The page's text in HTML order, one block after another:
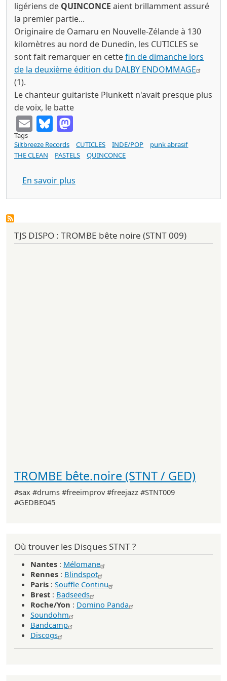
ligériens de QUINCONCE aient brillamment assuré
la premier partie...
Originaire de Oamaru en Nouvelle-Zélande à 130
kilomètres au nord de Dunedin, les CUTICLES se
sont fait remarquer en cettefin de dimanche lors
de la deuxième édition du DALBY ENDOMMAGE
(1).
Le chanteur guitariste Plunkett n'avait presque plus
de voix, le batte
EmailBluesky
Tags
Siltbreeze Records
CUTICLES INDE/POP
punk abrasif
THE CLEAN
PASTELS QUINCONCE
En savoir plus
TJS DISPO : TROMBE bête noire (STNT 009)
TROMBE bête.noire (STNT / GED)
#sax #drums #freeimprov #freejazz #STNT009
#GEDBE045
Où trouver les Disques STNT ?
Nantes : Mélomane
Rennes : Blindspot
Paris : Souffle Continu
Brest : Badseeds
Roche/Yon : Domino Panda
Soundohm
Bandcamp
Discogs